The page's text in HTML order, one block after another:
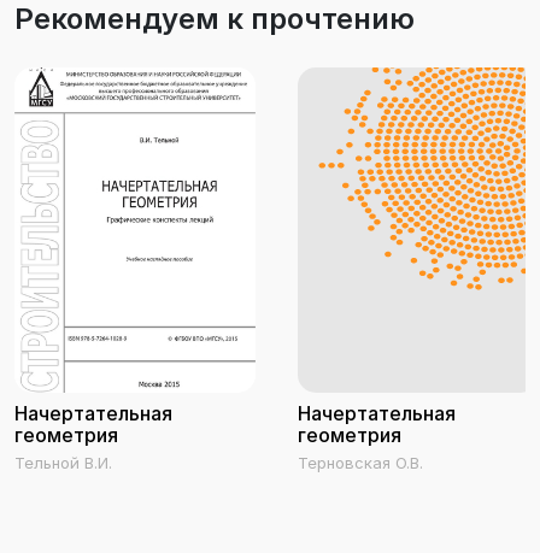
Рекомендуем к прочтению
Начертательная
геометрия
Тельной В.И.
Начертательная
геометрия
Терновская О.В.